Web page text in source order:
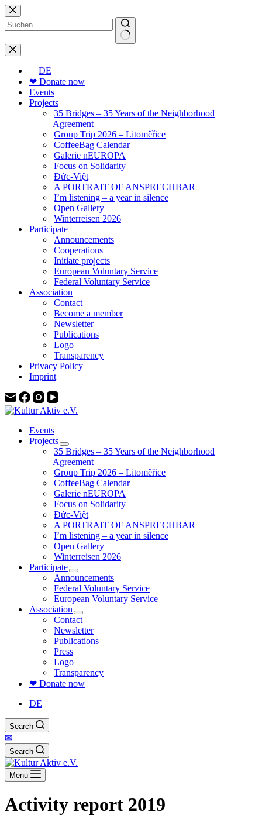
Skip
to
content
No
results
DE
❤ Donate now
Events
Projects
35 Bridges – 35 Years of the Neighborhood
Agreement
Group Trip 2026 – Litoměřice
CoffeeBag Calendar
Galerie nEUROPA
Focus on Solidarity
Đức-Việt
A PORTRAIT OF ANSPRECHBAR
I’m listening – a year in silence
Open Gallery
Winterreisen 2026
Participate
Announcements
Cooperations
Initiate projects
European Voluntary Service
Federal Voluntary Service
Association
Contact
Become a member
Newsletter
Publications
Logo
Transparency
Privacy Policy
Imprint
Events
Projects
35 Bridges – 35 Years of the Neighborhood
Agreement
Group Trip 2026 – Litoměřice
CoffeeBag Calendar
Galerie nEUROPA
Focus on Solidarity
Đức-Việt
A PORTRAIT OF ANSPRECHBAR
I’m listening – a year in silence
Open Gallery
Winterreisen 2026
Participate
Announcements
Federal Voluntary Service
European Voluntary Service
Association
Contact
Newsletter
Publications
Press
Logo
Transparency
❤ Donate now
DE
Search
✉
Search
Menu
Activity report 2019